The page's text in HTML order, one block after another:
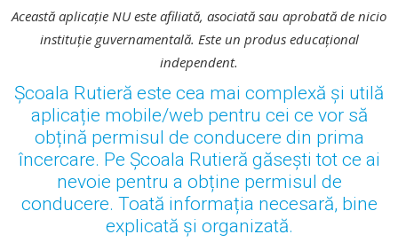
Această aplicație NU este afiliată, asociată sau aprobată de nicio
instituție guvernamentală. Este un produs educațional
independent.
Școala Rutieră este cea mai complexă și utilă
aplicație mobile/web pentru cei ce vor să
obțină permisul de conducere din prima
încercare. Pe Școala Rutieră găsești tot ce ai
nevoie pentru a obține permisul de
conducere. Toată informația necesară, bine
explicată și organizată.